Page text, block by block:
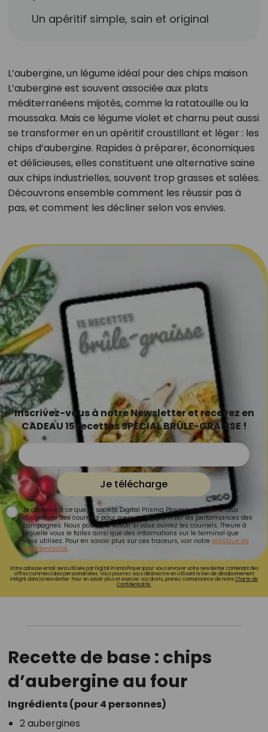
Un apéritif simple, sain et original
L’aubergine, un légume idéal pour des chips maison
L’aubergine est souvent associée aux plats
méditerranéens mijotés, comme la ratatouille ou la
moussaka. Mais ce légume violet et charnu peut aussi
se transformer en un apéritif croustillant et léger : les
chips d’aubergine. Rapides à préparer, économiques
et délicieuses, elles constituent une alternative saine
aux chips industrielles, souvent trop grasses et salées.
Découvrons ensemble comment les réussir pas à
pas, et comment les décliner selon vos envies.
Inscrivez-vous à notre Newsletter et recevez en
CADEAU 15 recettes SPÉCIAL BRÛLE-GRAISSE !
Je télécharge
Je consens à ce que la société Digital Prisma Players analyse le taux
d'ouverture des courriels pour mesurer et optimiser les performances des
campagnes. Nous pourrons savoir si vous ouvrez les courriels, l'heure à
laquelle vous le faites ainsi que des informations sur le terminal que
vous utilisez. Pour en savoir plus sur ces traceurs, voir notre politique de
confidentialité.
Votre adresse email sera utilisée par Digital Prisma Playerspour vous envoyer votre newsletter contenant des
offres commerciales personnalisées. Vous pourrez vous désinscrire en utilisant le lien de désabonnement
intégré dans la newsletter. Pour en savoir plus et exercer vos droits, prenez connaissance de notreCharte de
Confidentialité.
Recette de base : chips
d’aubergine au four
Ingrédients (pour 4 personnes)
2 aubergines